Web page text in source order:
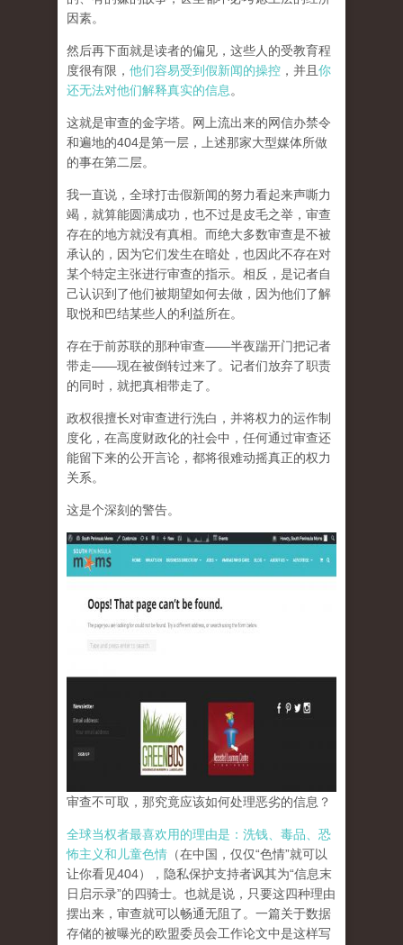
因素。
然后再下面就是读者的偏见，这些人的受教育程
度很有限， 他们容易受到假新闻的操控 ，并且 你
还无法对他们解释真实的信息 。
这就是审查的金字塔。网上流出来的网信办禁令
和遍地的404是第一层，上述那家大型媒体所做
的事在第二层。
我一直说，全球打击假新闻的努力看起来声嘶力
竭，就算能圆满成功，也不过是皮毛之举，审查
存在的地方就没有真相。而绝大多数审查是不被
承认的，因为它们发生在暗处，也因此不存在对
某个特定主张进行审查的指示。相反，是记者自
己认识到了他们被期望如何去做，因为他们了解
取悦和巴结某些人的利益所在。
存在于前苏联的那种审查——半夜踹开门把记者
带走——现在被倒转过来了。记者们放弃了职责
的同时，就把真相带走了。
政权很擅长对审查进行洗白，并将权力的运作制
度化，在高度财政化的社会中，任何通过审查还
能留下来的公开言论，都将很难动摇真正的权力
关系。
这是个深刻的警告。
审查不可取，那究竟应该如何处理恶劣的信息？
全球当权者最喜欢用的理由是：洗钱、毒品、恐
怖主义和儿童色情 （在中国，仅仅“色情”就可以
让你看见404），隐私保护支持者讽其为“信息末
日启示录”的四骑士。也就是说，只要这四种理由
摆出来，审查就可以畅通无阻了。一篇关于数据
存储的被曝光的欧盟委员会工作论文中是这样写